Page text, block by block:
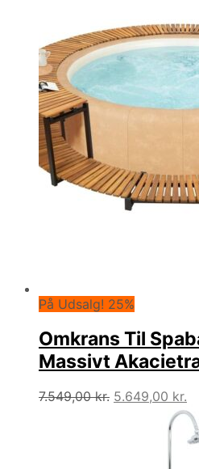
På Udsalg! 25%
Omkrans Til
Massivt
7.549,00kr. Den
oprindelige
7.549,00 kr..
5.649,00 kr.